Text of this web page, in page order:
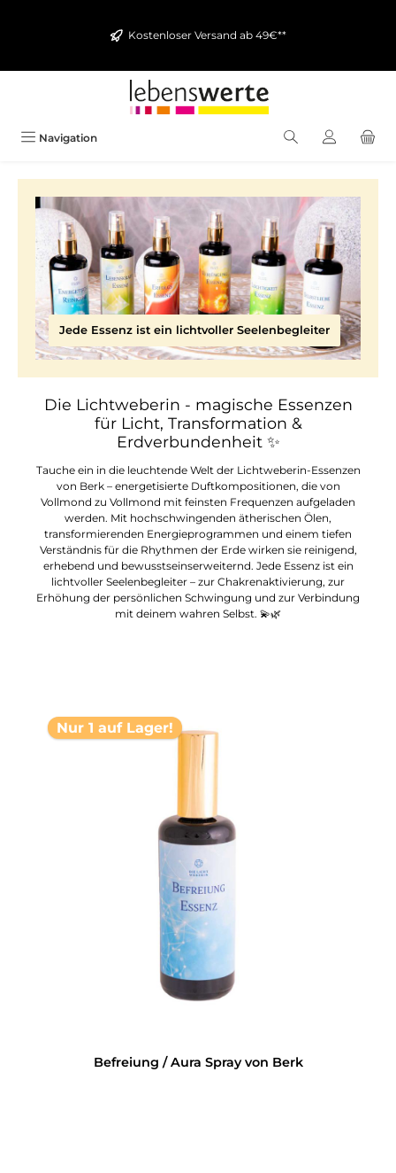
Kostenloser Versand ab 49€**
Navigation
Jede Essenz ist ein lichtvoller Seelenbegleiter
Die Lichtweberin - magische Essenzen
für Licht, Transformation &
Erdverbundenheit ✨
Tauche ein in die leuchtende Welt der Lichtweberin-Essenzen
von Berk – energetisierte Duftkompositionen, die von
Vollmond zu Vollmond mit feinsten Frequenzen aufgeladen
werden. Mit hochschwingenden ätherischen Ölen,
transformierenden Energieprogrammen und einem tiefen
Verständnis für die Rhythmen der Erde wirken sie reinigend,
erhebend und bewusstseinserweiternd. Jede Essenz ist ein
lichtvoller Seelenbegleiter – zur Chakrenaktivierung, zur
Erhöhung der persönlichen Schwingung und zur Verbindung
mit deinem wahren Selbst. 💫🌿
Nur 1 auf Lager!
Befreiung / Aura Spray von Berk